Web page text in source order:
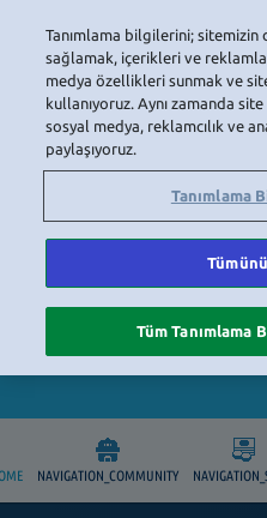
NAVIGATION_COMMUNITY
Tanımlama bilgilerini; sitemizin
sağlamak, içerikleri ve
medya özellikleri sunmak ve
kullanıyoruz. Aynı zamanda
sosyal medya, reklamcılık ve
paylaşıyoruz.
Tanımlama
Tüm